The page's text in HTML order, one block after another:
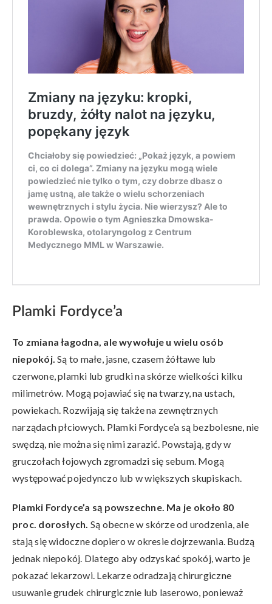
Plamki Fordyce’a
To zmiana łagodna, ale wywołuje u wielu osób
niepokój. Są to małe, jasne, czasem żółtawe lub
czerwone, plamki lub grudki na skórze wielkości kilku
milimetrów. Mogą pojawiać się na twarzy, na ustach,
powiekach. Rozwijają się także na zewnętrznych
narządach płciowych. Plamki Fordyce’a są bezbolesne, nie
swędzą, nie można się nimi zarazić. Powstają, gdy w
gruczołach łojowych zgromadzi się sebum. Mogą
występować pojedynczo lub w większych skupiskach.
Plamki Fordyce’a są powszechne. Ma je około 80
proc. dorosłych. Są obecne w skórze od urodzenia, ale
stają się widoczne dopiero w okresie dojrzewania. Budzą
jednak niepokój. Dlatego aby odzyskać spokój, warto je
pokazać lekarzowi. Lekarze odradzają chirurgiczne
usuwanie grudek chirurgicznie lub laserowo, ponieważ